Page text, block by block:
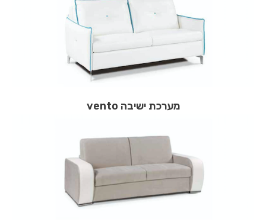
מערכת ישיבה vento